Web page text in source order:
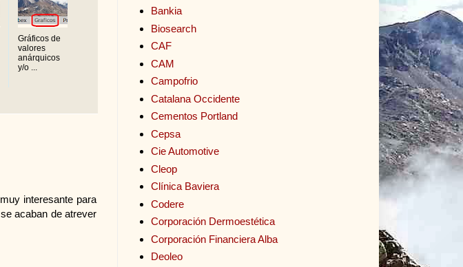
Gráficos de
valores
anárquicos
y/o ...
interesante para
acaban de atrever
Bankia
Biosearch
CAF
CAM
Campofrio
Catalana Occidente
Cementos Portland
Cepsa
Cie Automotive
Cleop
Clínica Baviera
Codere
Corporación Dermoestética
Corporación Financiera Alba
Deoleo